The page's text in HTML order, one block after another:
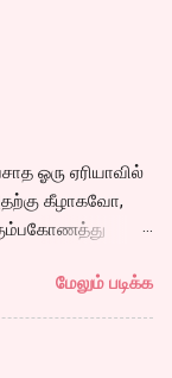
ஓரு ஏரியாவில்
கீழாகவோ,
எப்படி
, சங்கீதா
நடப்பதை போல்
மேலும் படிக்க